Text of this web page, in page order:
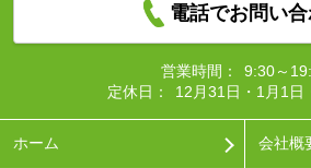
電話でお問い
営業時間：
9:30～
定休日：
12月31日・1月1日
ホーム 会社概